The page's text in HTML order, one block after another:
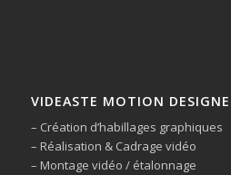
VIDEASTE MOTION
– Création d’habillages graphiques
– Réalisation & Cadrage vidéo
– Montage vidéo / étalonnage